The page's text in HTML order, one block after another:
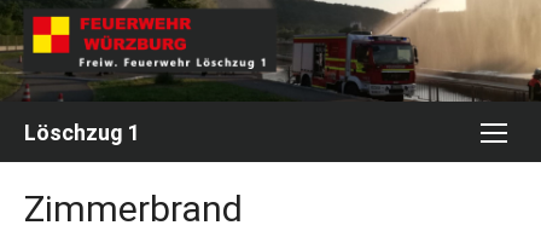
Skip
to
content
Löschzug 1
Zimmerbrand